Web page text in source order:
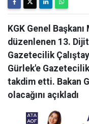
KGK Genel
düzenlenen 13.
Gazetecilik
Gürlek'e
takdim etti. Bakan
olacağını açıkladı